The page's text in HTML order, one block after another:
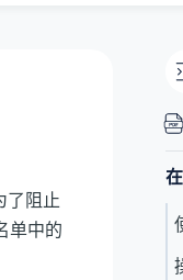
了阻止
单中的